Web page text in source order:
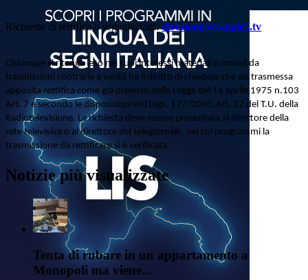
Richieste di rettifica o segnalazioni:direzione@canale7.tv
Chiunque si ritenga leso nei suoi interessi materiali o morali da
trasmissioni contrarie a verità ha il diritto di chiedere che sia trasmessa
apposita rettifica come già previsto dalla Legge del 14 aprile 1975 n.103
Art. 7 e secondo le disposizioni del Dlgs. 177/2005 Art. 32 del T.U. della
Radiotelevisione. La richiesta deve essere presentata al direttore della
rete televisiva o al direttore del telegiornale, nei cui programmi la
trasmissione da rettificare si è verificata.
Notizie più visualizzate
Tenta di rubare in un appartamento a
Monopoli ma viene...